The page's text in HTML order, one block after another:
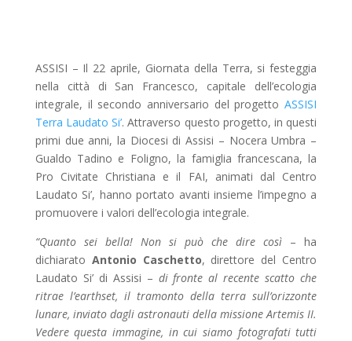
ASSISI – Il 22 aprile, Giornata della Terra, si festeggia
nella città di San Francesco, capitale dell’ecologia
integrale, il secondo anniversario del progettoASSISI
Terra Laudato Si’. Attraverso questo progetto, in questi
primi due anni, la Diocesi di Assisi – Nocera Umbra –
Gualdo Tadino e Foligno, la famiglia francescana, la
Pro Civitate Christiana e il FAI, animati dal Centro
Laudato Si’, hanno portato avanti insieme l’impegno a
promuovere i valori dell’ecologia integrale.
“Quanto sei bella! Non si può che dire così – ha
dichiarato Antonio Caschetto, direttore del Centro
Laudato Si’ di Assisi – di fronte al recente scatto che
ritrae l’earthset, il tramonto della terra sull’orizzonte
lunare, inviato dagli astronauti della missione Artemis II.
Vedere questa immagine, in cui siamo fotografati tutti